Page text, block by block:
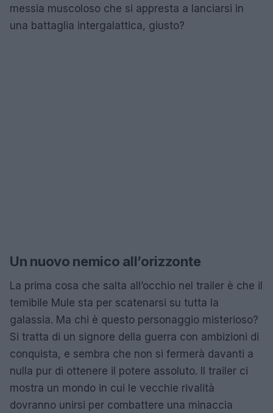
messia muscoloso che si appresta a lanciarsi in
una battaglia intergalattica, giusto?
Un nuovo nemico all’orizzonte
La prima cosa che salta all’occhio nel trailer è che il
temibile Mule sta per scatenarsi su tutta la
galassia. Ma chi è questo personaggio misterioso?
Si tratta di un signore della guerra con ambizioni di
conquista, e sembra che non si fermerà davanti a
nulla pur di ottenere il potere assoluto. Il trailer ci
mostra un mondo in cui le vecchie rivalità
dovranno unirsi per combattere una minaccia